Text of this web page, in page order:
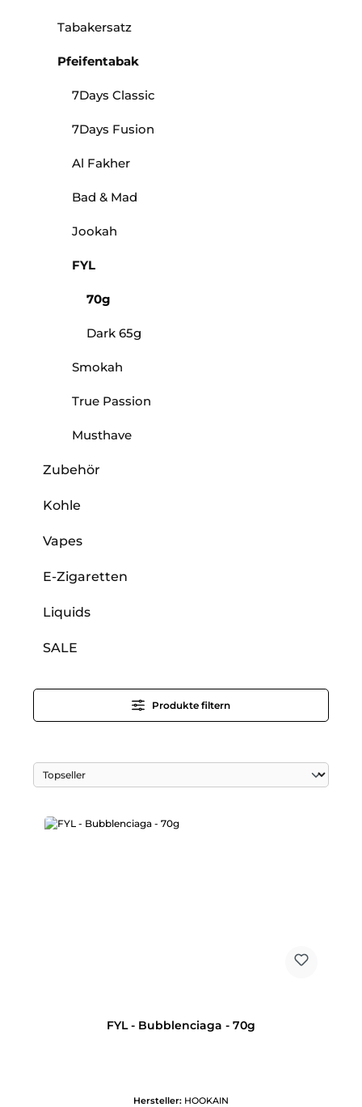
Tabakersatz
Pfeifentabak
7Days Classic
7Days Fusion
Al Fakher
Bad & Mad
Jookah
FYL
70g
Dark 65g
Smokah
True Passion
Musthave
Zubehör
Kohle
Vapes
E-Zigaretten
Liquids
SALE
Produkte filtern
FYL - Bubblenciaga - 70g
Hersteller: HOOKAIN